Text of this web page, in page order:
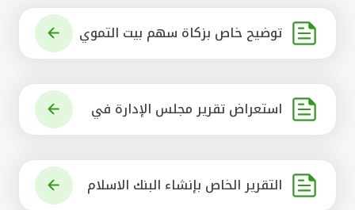
توضيح خاص بزكاة سهم بيت التموي
استعراض تقرير مجلس الإدارة في
التقرير الخاص بإنشاء البنك الاسلام